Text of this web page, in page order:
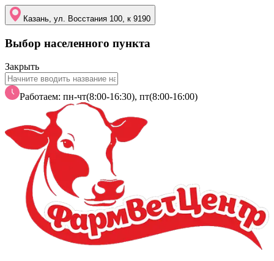
Казань, ул. Восстания 100, к 9190
Выбор населенного пункта
Закрыть
Работаем: пн-чт(8:00-16:30), пт(8:00-16:00)